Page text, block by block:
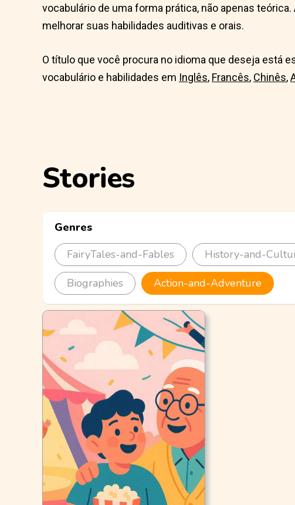
vocabulário de uma forma prática, não apenas
melhorar suas habilidades auditivas e orais.
O título que você procura no idioma que deseja está
vocabulário e habilidades em Inglês, Francês, Chinês,
Stories
Genres
FairyTales-and-Fables
History-and-
Biographies Action-and-Adventure